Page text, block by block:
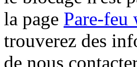
la page Pare-feu
trouverez des
de nous